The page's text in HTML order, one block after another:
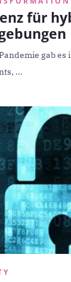
für
gab
...